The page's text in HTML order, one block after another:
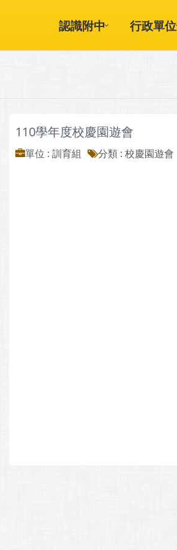
認識附中 行政單位
110學年度校慶園遊會
單位 : 訓育組 分類 : 校慶園遊會